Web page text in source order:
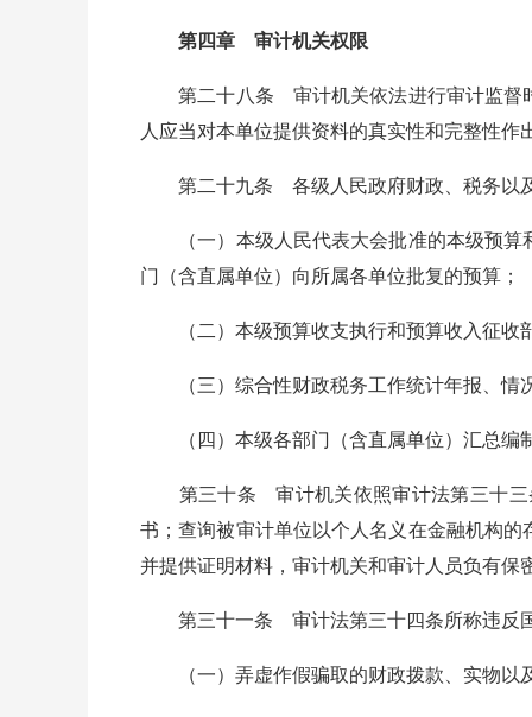
第四章 审计机关权限
第二十八条 审计机关依法进行审计监督时
人应当对本单位提供资料的真实性和完整性作
第二十九条 各级人民政府财政、税务以及
（一）本级人民代表大会批准的本级预算
门（含直属单位）向所属各单位批复的预算；
（二）本级预算收支执行和预算收入征收
（三）综合性财政税务工作统计年报、情
（四）本级各部门（含直属单位）汇总编
第三十条 审计机关依照审计法第三十三条
书；查询被审计单位以个人名义在金融机构
并提供证明材料，审计机关和审计人员负有保
第三十一条 审计法第三十四条所称违反国
（一）弄虚作假骗取的财政拨款、实物以